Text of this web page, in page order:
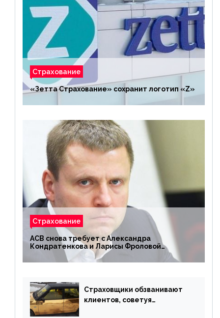
Страхование
«Зетта Страхование» сохранит логотип «Z»
Страхование
АСВ снова требует с Александра
Кондратенкова и Ларисы Фроловой
возмещения убытков на 1,5 млрд р.
Страховщики обзванивают
клиентов, советуя